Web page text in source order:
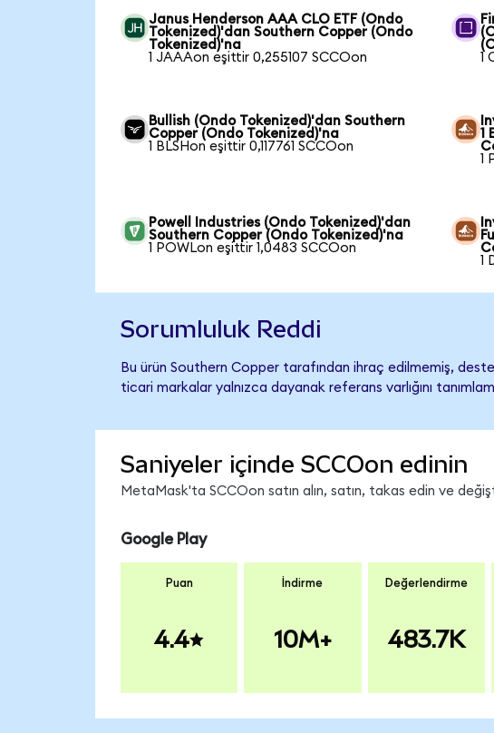
Janus Henderson AAA CLO ETF (Ondo
Tokenized)'dan Southern Copper (Ondo
Tokenized)'na
1 JAAAon eşittir 0,255107 SCCOon
1
Bullish (Ondo Tokenized)'dan Southern
Copper (Ondo Tokenized)'na
1 BLSHon eşittir 0,117761 SCCOon
1
1
Powell Industries (Ondo Tokenized)'dan
Southern Copper (Ondo Tokenized)'na
1 POWLon eşittir 1,0483 SCCOon
1
Sorumluluk Reddi
Bu ürün Southern Copper tarafından ihraç edilmemiş,
ticari markalar yalnızca dayanak referans varlığını
Saniyeler içinde SCCOon edinin
MetaMask'ta SCCOon satın alın, satın, takas edin ve
Google Play
Puan
4.4
İndirme
10M+
Değerlendirme
483.7K